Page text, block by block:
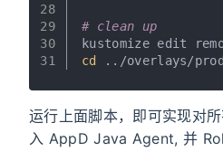
28
29
30
31
# clean up
kustomize edit
cd
../overlays/
运行上面脚本，即可实现对
入 AppD Java Agent, 并